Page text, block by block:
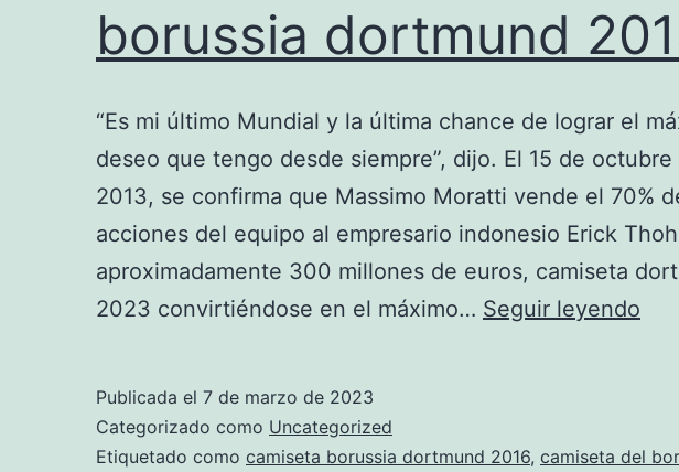
borussia dortmund
“Es mi último Mundial y la última chance de lograr el
deseo que tengo desde siempre”, dijo. El 15 de octubre
2013, se confirma que Massimo Moratti vende el 70%
acciones del equipo al empresario indonesio Erick
aproximadamente 300 millones de euros, camiseta
2023 convirtiéndose en el máximo… Seguir leyendo
Publicada el 7 de marzo de 2023
Categorizado como Uncategorized
Etiquetado como camiseta borussia dortmund 2016, camiseta del